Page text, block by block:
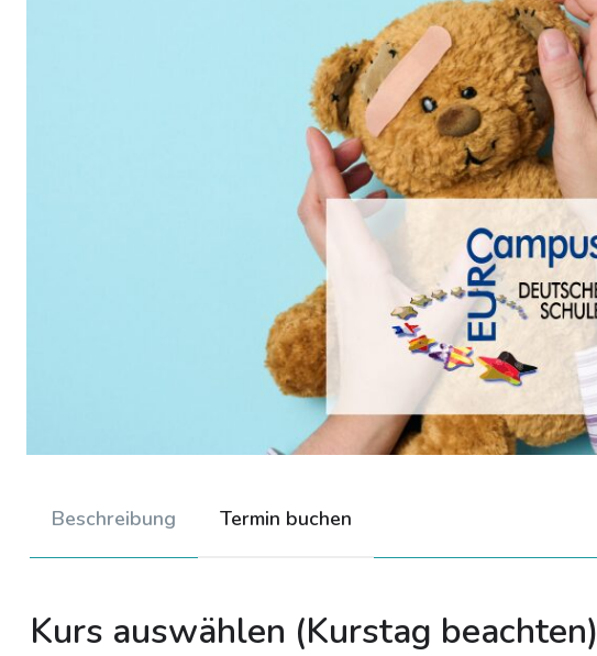
Beschreibung Termin buchen
Kurs auswählen (Kurstag beachten)